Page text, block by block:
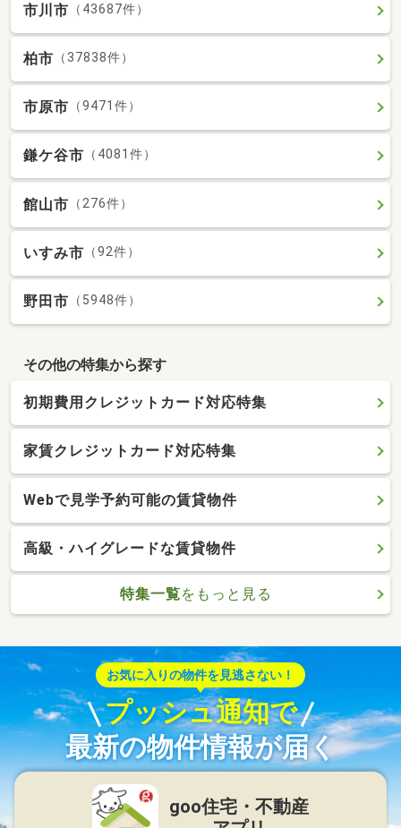
市川市 （43687件）
柏市 （37838件）
市原市 （9471件）
鎌ケ谷市 （4081件）
館山市 （276件）
いすみ市 （92件）
野田市 （5948件）
その他の特集から探す
初期費用クレジットカード対応特集
家賃クレジットカード対応特集
Webで見学予約可能の賃貸物件
高級・ハイグレードな賃貸物件
特集一覧をもっと見る
お気に入りの物件を見逃さない！
プッシュ通知で
最新の物件情報が届く
goo住宅・不動産